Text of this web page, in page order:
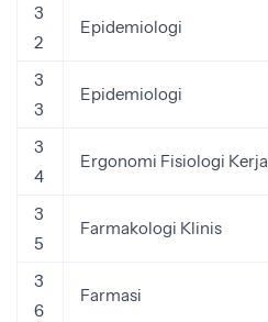
3
2
Epidemiologi
3
3
Epidemiologi
3
4
Ergonomi Fisiologi Kerja
3
5
Farmakologi Klinis
3
6
Farmasi